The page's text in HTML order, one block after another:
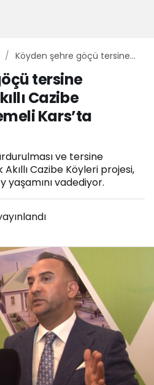
Köyden şehre göçü tersine
Köyleri’nin ilk temeli Kars’ta
atılacak
tersine
Cazibe
Kars’ta
ve tersine
Cazibe Köyleri projesi,
yaşamını vadediyor.